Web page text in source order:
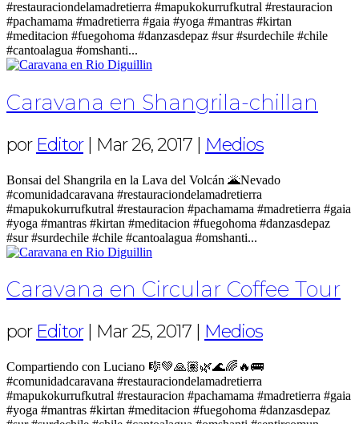
#restauraciondelamadretierra #mapukokurrufkutral #restauracion
#pachamama #madretierra #gaia #yoga #mantras #kirtan
#meditacion #fuegohoma #danzasdepaz #sur #surdechile #chile
#cantoalagua #omshanti...
Caravana en Shangrila-chillan
por Editor| Mar 26, 2017 | Medios
Bonsai del Shangrila en la Lava del Volcán 🌋Nevado
#comunidadcaravana #restauraciondelamadretierra
#mapukokurrufkutral #restauracion #pachamama #madretierra #gaia
#yoga #mantras #kirtan #meditacion #fuegohoma #danzasdepaz
#sur #surdechile #chile #cantoalagua #omshanti...
Caravana en Circular Coffee Tour
por Editor| Mar 25, 2017 Medios
Compartiendo con Luciano 🎼💚🙏🏽🌿🌊🌈🔥🚌
#comunidadcaravana #restauraciondelamadretierra
#mapukokurrufkutral #restauracion #pachamama #madretierra #gaia
#yoga #mantras #kirtan #meditacion #fuegohoma #danzasdepaz